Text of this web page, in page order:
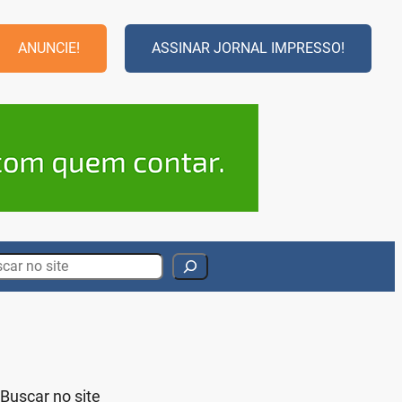
ANUNCIE! ASSINAR JORNAL IMPRESSO!
Buscar no site